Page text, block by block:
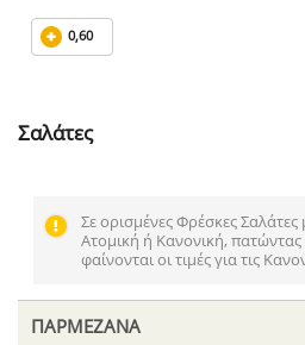
0,60
Σαλάτες
Σε ορισμένες Φρέσκες Σαλάτες
Ατομική ή Κανονική,
φαίνονται οι τιμές για τις
ΠΑΡΜΕΖΑΝΑ